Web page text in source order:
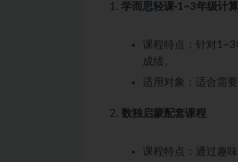
学而思轻课·1~3年级计
课程特点：针对
成绩。
适用对象：适合需
数独启蒙配套课程
课程特点：通过趣